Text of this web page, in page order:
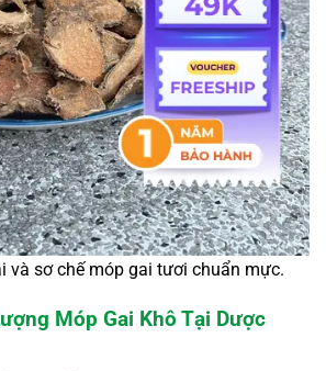
và sơ chế móp gai tươi chuẩn mực.
Móp Gai Khô Tại Dược